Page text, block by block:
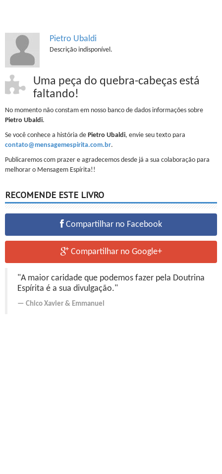
Pietro Ubaldi
Descrição indisponível.
Uma peça do quebra-cabeças está
faltando!
No momento não constam em nosso banco de dados informações sobre
Pietro Ubaldi.
Se você conhece a história de Pietro Ubaldi, envie seu texto para
contato@mensagemespirita.com.br.
Publicaremos com prazer e agradecemos desde já a sua colaboração para
melhorar o Mensagem Espírita!!
RECOMENDE ESTE LIVRO
Compartilhar no Facebook
Compartilhar no Google+
"A maior caridade que podemos fazer pela Doutrina
Espírita é a sua divulgação."
Chico Xavier & Emmanuel